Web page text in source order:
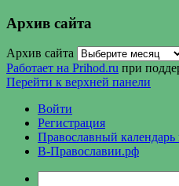
Архив сайта
Архив сайта
Работает на Prihod.ru при
Перейти к верхней панели
Войти
Регистрация
Православный календарь
В-Православии.рф